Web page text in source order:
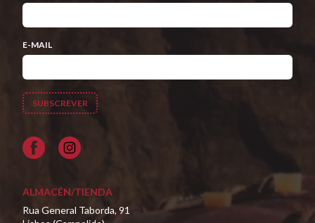
E-MAIL
Facebook
ALMACÉN/TIENDA
Rua General Taborda, 91